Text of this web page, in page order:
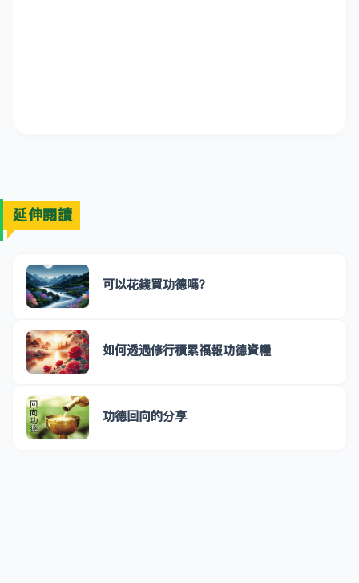
延伸閱讀
可以花錢買功德嗎？
如何透過修行積累福報功德資糧
功德回向的分享